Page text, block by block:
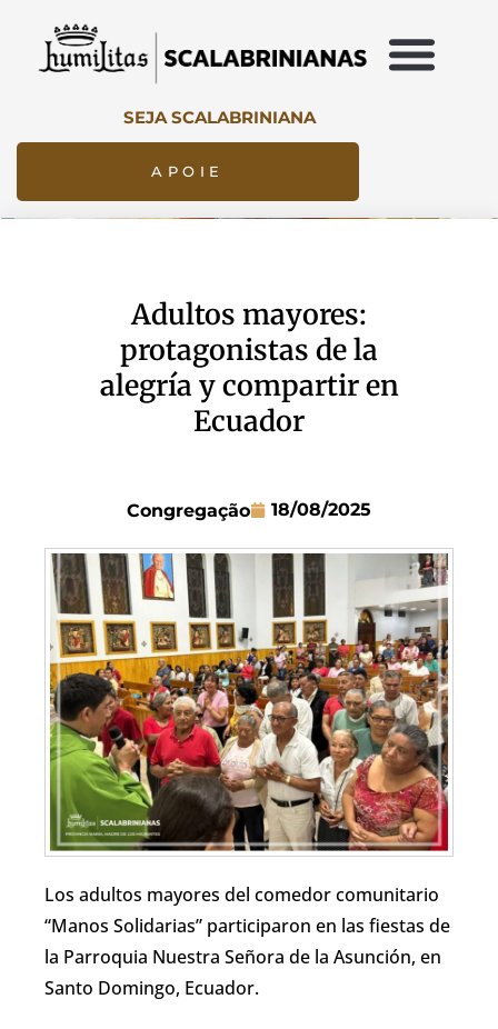
SEJA SCALABRINIANA
APOIE
Adultos mayores:
protagonistas de la
alegría y compartir en
Ecuador
Congregação 18/08/2025
Los adultos mayores del comedor comunitario
“Manos Solidarias” participaron en las fiestas de
la Parroquia Nuestra Señora de la Asunción, en
Santo Domingo, Ecuador.